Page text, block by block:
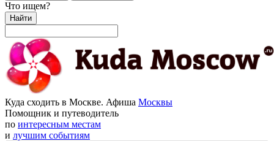
Что ищем?
Найти
Куда сходить в Москве. Афиша Москвы
Помощник и путеводитель
по интересным местам
и лучшим событиям